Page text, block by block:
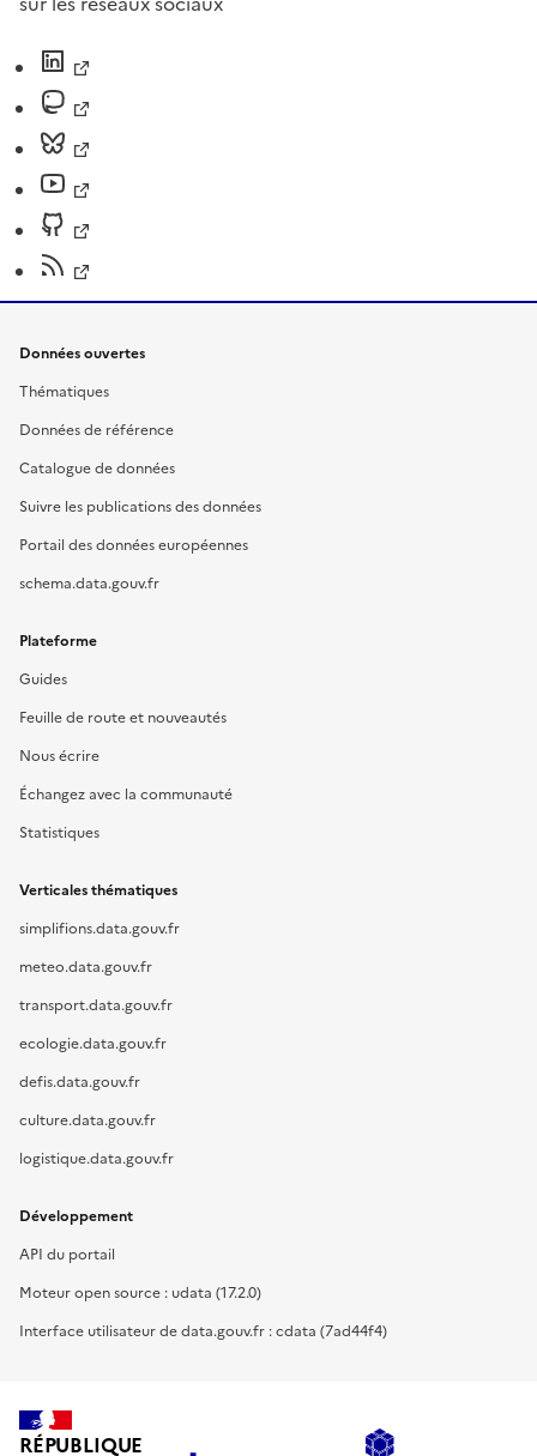
Données ouvertes
Thématiques
Données de référence
Catalogue de données
Suivre les publications des données
Portail des données européennes
schema.data.gouv.fr
Plateforme
Guides
Feuille de route et nouveautés
Nous écrire
Échangez avec la communauté
Statistiques
Verticales thématiques
simplifions.data.gouv.fr
meteo.data.gouv.fr
transport.data.gouv.fr
ecologie.data.gouv.fr
defis.data.gouv.fr
culture.data.gouv.fr
logistique.data.gouv.fr
Développement
API du portail
Moteur open source : udata (17.2.0)
Interface utilisateur de data.gouv.fr : cdata (7ad44f4)
RÉPUBLIQUE